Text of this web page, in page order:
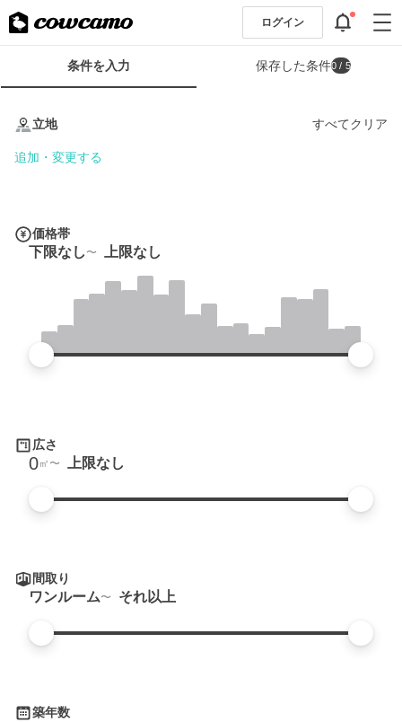
ログイン
条
条件を入力 保存した条件0 / 5
立地 すべてクリア
追加・変更する
価格帯
下限なし 上限なし
広さ
0㎡ 上限なし
間取り
ワンルーム それ以上
築年数